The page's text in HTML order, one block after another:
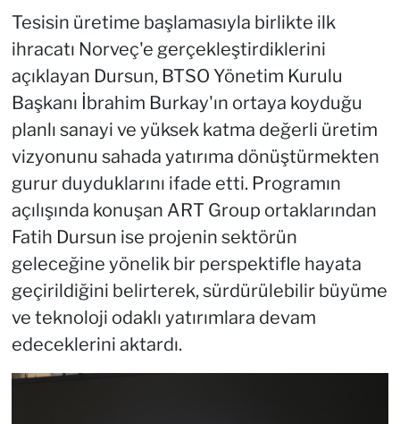
Tesisin üretime başlamasıyla birlikte ilk
ihracatı Norveç'e gerçekleştirdiklerini
açıklayan Dursun, BTSO Yönetim Kurulu
Başkanı İbrahim Burkay'ın ortaya koyduğu
planlı sanayi ve yüksek katma değerli üretim
vizyonunu sahada yatırıma dönüştürmekten
gurur duyduklarını ifade etti. Programın
açılışında konuşan ART Group ortaklarından
Fatih Dursun ise projenin sektörün
geleceğine yönelik bir perspektifle hayata
geçirildiğini belirterek, sürdürülebilir büyüme
ve teknoloji odaklı yatırımlara devam
edeceklerini aktardı.